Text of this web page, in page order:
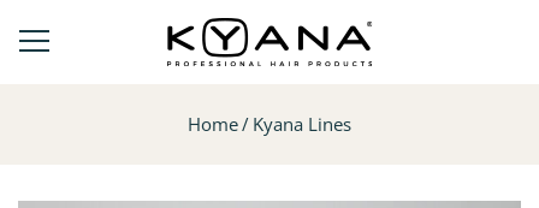
Home Kyana Lines